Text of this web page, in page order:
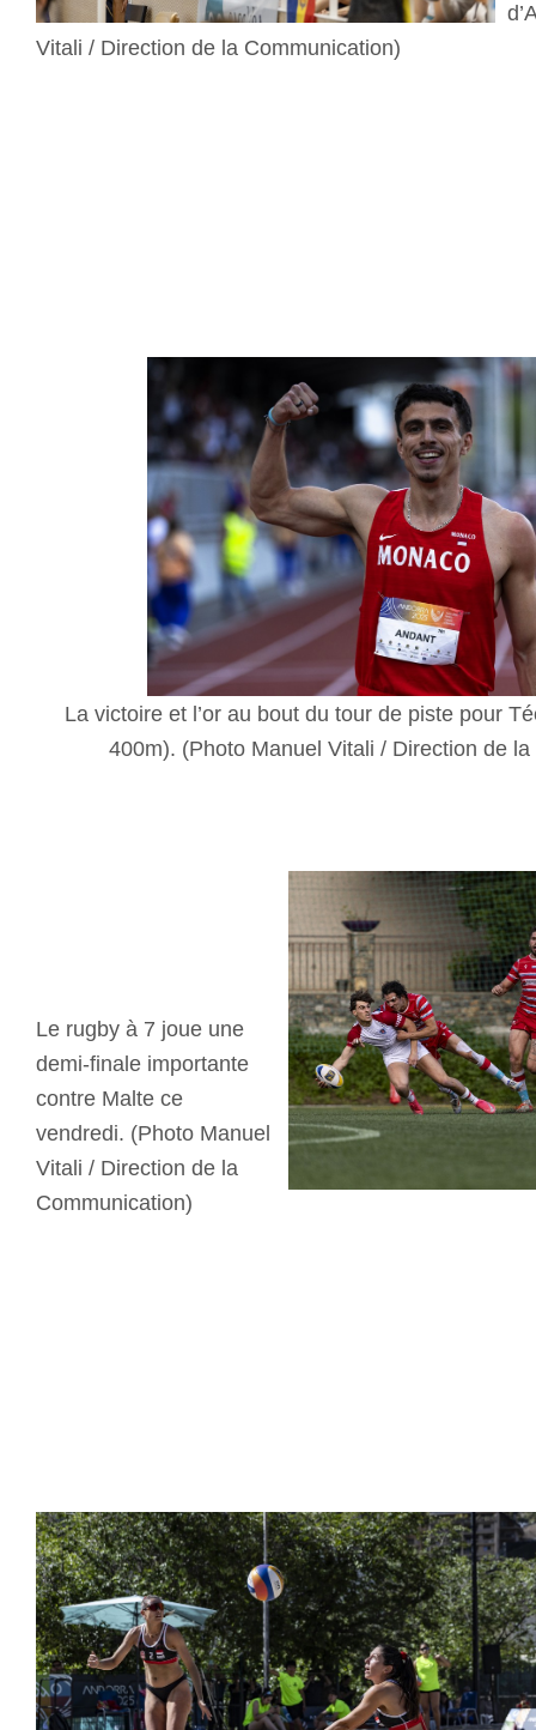
Vitali / Direction de la Communication)
La victoire et l’or au bout du tour de piste pour
400m). (Photo Manuel Vitali / Direction de
Le rugby à 7 joue une
demi-finale importante
contre Malte ce
vendredi. (Photo Manuel
Vitali / Direction de la
Communication)